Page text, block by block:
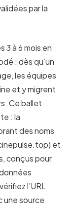
par la
3 à 6 mois en
: dès qu’un
les équipes
et y migrent
Ce ballet
: la
des noms
et
conçus pour
l’URL
une source